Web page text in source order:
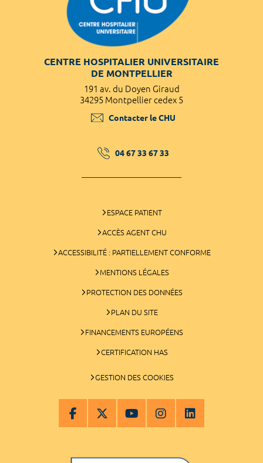
CENTRE HOSPITALIER UNIVERSITAIRE
DE MONTPELLIER
191 av. du Doyen Giraud
34295 Montpellier cedex 5
Contacter le CHU
04 67 33 67 33
ESPACE PATIENT
ACCÈS AGENT CHU
ACCESSIBILITÉ : PARTIELLEMENT CONFORME
MENTIONS LÉGALES
PROTECTION DES DONNÉES
PLAN DU SITE
FINANCEMENTS EUROPÉENS
CERTIFICATION HAS
GESTION DES COOKIES